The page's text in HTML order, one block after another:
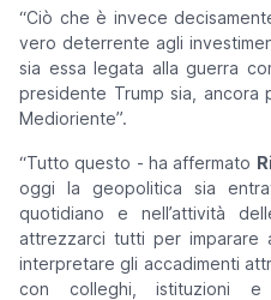
“Ciò che è invece
vero deterrente agli
sia essa legata alla guerra
presidente Trump sia, ancora
Medioriente”.
“Tutto questo - ha affermato
oggi la geopolitica sia
quotidiano e nell’attività
attrezzarci tutti per imparare
interpretare gli accadimenti
con colleghi, istituzioni e